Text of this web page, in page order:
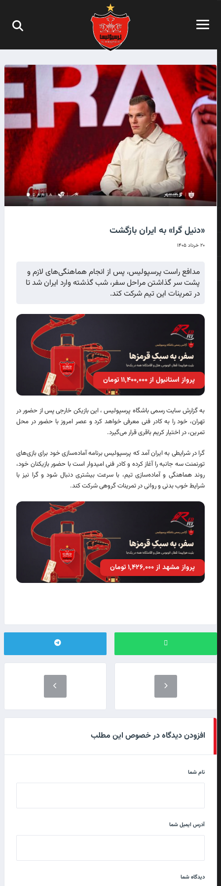
«دنیل گرا» به ایران بازگشت
۲۰ خرداد ۱۴۰۵
مدافع راست پرسپولیس، پس از انجام هماهنگی‌های لازم و
پشت سر گذاشتن مراحل سفر، شب گذشته وارد ایران شد تا
در تمرینات این تیم شرکت کند.
پرواز استانبول از ۱۱٬۴۰۰٬۰۰۰ تومان
به گزارش سایت رسمی باشگاه پرسپولیس ، این بازیکن خارجی پس از حضور در
تهران، خود را به کادر فنی معرفی خواهد کرد و عصر امروز با حضور در محل
تمرین، در اختیار کریم باقری قرار می‌گیرد.
گرا در شرایطی به ایران آمد که پرسپولیس برنامه آماده‌سازی خود برای بازی‌های
تورنمنت سه جانبه را آغاز کرده و کادر فنی امیدوار است با حضور بازیکنان خود،
روند هماهنگی و آماده‌سازی تیم، با سرعت بیشتری دنبال شود و گرا نیز با
شرایط خوب بدنی و روانی در تمرینات گروهی شرکت کند.
پرواز مشهد از ۱٬۴۲۶٬۰۰۰ تومان
افزودن دیدگاه در خصوص این مطلب
نام شما
آدرس ایمیل شما
دیدگاه شما